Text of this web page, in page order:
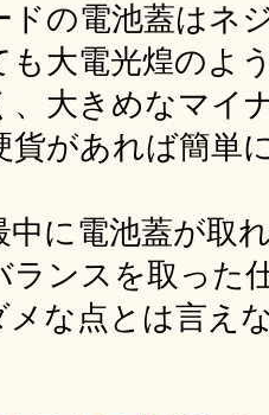
ドの電池蓋はネ
も大電光煌のよ
、大きめなマイ
貨があれば簡単
に電池蓋が取
ランスを取った
メな点とは言え